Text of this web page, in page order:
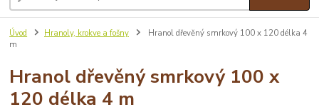
Úvod Hranoly, krokve a fošny
Hranol dřevěný smrkový 100 x 120 délka 4
m
Hranol dřevěný smrkový 100 x
120 délka 4 m